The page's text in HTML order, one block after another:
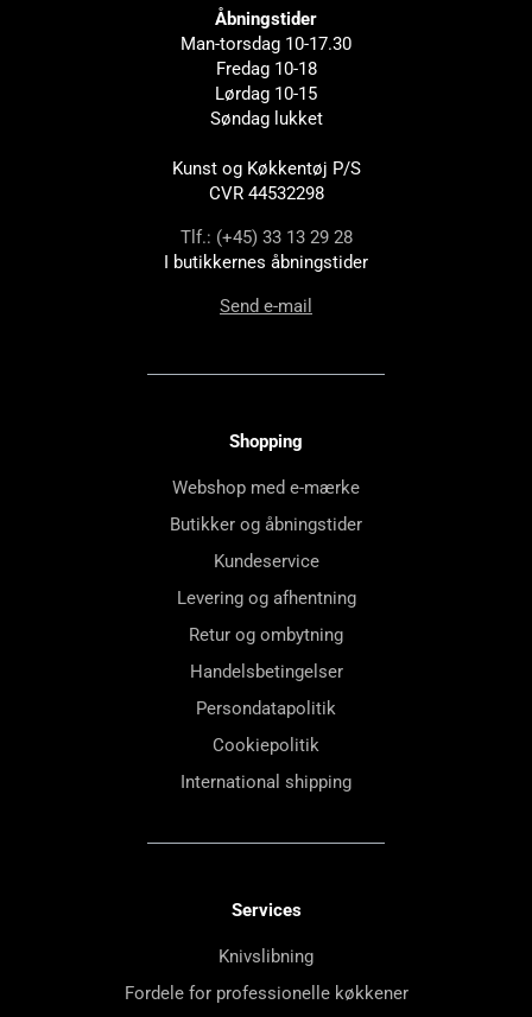
Åbningstider
Man-torsdag 10-17.30
Fredag 10-18
Lørdag 10-15
Søndag lukket
Kunst og Køkkentøj P/S
CVR 44532298
Tlf.: (+45) 33 13 29 28
I butikkernes åbningstider
Send e-mail
Shopping
Webshop med e-mærke
Butikker og åbningstider
Kundeservice
Levering og afhentning
Retur og ombytning
Handelsbetingelser
Persondatapolitik
Cookiepolitik
International shipping
Services
Knivslibning
Fordele for professionelle køkkener